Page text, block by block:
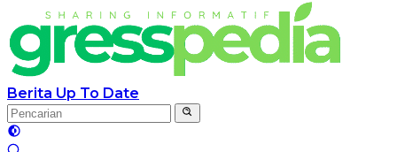
Berita Up To Date